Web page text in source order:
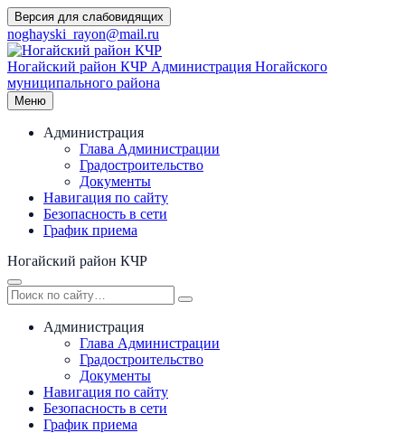
Перейти
к
содержимому
Версия для слабовидящих
noghayski_rayon@mail.ru
Ногайский район КЧР Администрация Ногайского
муниципального района
Меню
Администрация
Глава Администрации
Градостроительство
Документы
Навигация по сайту
Безопасность в сети
График приема
Ногайский район КЧР
Администрация
Глава Администрации
Градостроительство
Документы
Навигация по сайту
Безопасность в сети
График приема